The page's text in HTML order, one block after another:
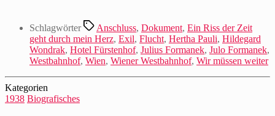
Schlagwörter Anschluss, Dokument, Ein Riss der Zeit
geht durch mein Herz, Exil, Flucht, Hertha Pauli, Hildegard
Wondrak, Hotel Fürstenhof, Julius Formanek, Julo Formanek,
Westbahnhof, Wien, Wiener Westbahnhof, Wir müssen weiter
Kategorien
1938 Biografisches